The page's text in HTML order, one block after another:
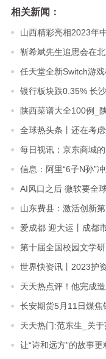
相关新闻：
山西精彩亮相2023年
靳希斌先生追思会在
任天堂全新Switch游
银行板块跌0.35% 长
陕西菜谱大全100例_
每日视讯：京东商城
信息：阿里“6子N孙”
AI风口之后 微软要全
山东费县：激活创新
第十届全国校园文学
世界快资讯丨2023护
天天热门:范东生_关
让“诗和远方”的故事更